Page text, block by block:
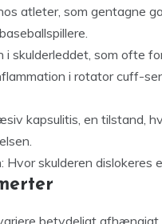
atleter, som gentagne
skulderleddet, som ofte
i rotator cuff-
kapsulitis, en tilstand,
skulderen dislokeres
betydeligt afhængigt